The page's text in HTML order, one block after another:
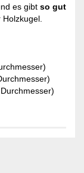
es gibt so gut